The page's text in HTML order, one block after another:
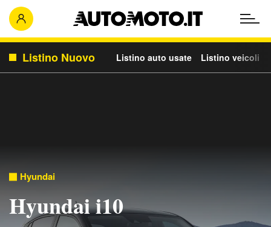
Listino Nuovo Listino auto usate Listino veicoli
Hyundai
Hyundai i10